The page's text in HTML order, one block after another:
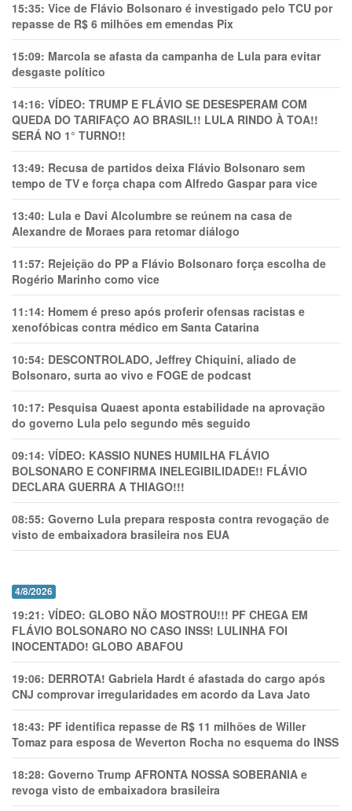
15:35: Vice de Flávio Bolsonaro é investigado pelo TCU por
repasse de R$ 6 milhões em emendas Pix
15:09: Marcola se afasta da campanha de Lula para evitar
desgaste político
14:16: VÍDEO: TRUMP E FLÁVIO SE DESESPERAM COM
QUEDA DO TARIFAÇO AO BRASIL!! LULA RINDO À TOA!!
SERÁ NO 1° TURNO!!
13:49: Recusa de partidos deixa Flávio Bolsonaro sem
tempo de TV e força chapa com Alfredo Gaspar para vice
13:40: Lula e Davi Alcolumbre se reúnem na casa de
Alexandre de Moraes para retomar diálogo
11:57: Rejeição do PP a Flávio Bolsonaro força escolha de
Rogério Marinho como vice
11:14: Homem é preso após proferir ofensas racistas e
xenofóbicas contra médico em Santa Catarina
10:54: DESCONTROLADO, Jeffrey Chiquini, aliado de
Bolsonaro, surta ao vivo e FOGE de podcast
10:17: Pesquisa Quaest aponta estabilidade na aprovação
do governo Lula pelo segundo mês seguido
09:14: VÍDEO: KASSIO NUNES HUMlLHA FLÁVIO
BOLSONARO E CONFIRMA INELEGIBILIDADE!! FLÁVIO
DECLARA GUERRA A THIAGO!!!
08:55: Governo Lula prepara resposta contra revogação de
visto de embaixadora brasileira nos EUA
4/8/2026
19:21: VÍDEO: GLOBO NÃO MOSTROU!!! PF CHEGA EM
FLÁVIO BOLSONARO NO CASO INSS! LULINHA FOI
INOCENTADO! GLOBO ABAFOU
19:06: DERROTA! Gabriela Hardt é afastada do cargo após
CNJ comprovar irregularidades em acordo da Lava Jato
18:43: PF identifica repasse de R$ 11 milhões de Willer
Tomaz para esposa de Weverton Rocha no esquema do INSS
18:28: Governo Trump AFRONTA NOSSA SOBERANIA e
revoga visto de embaixadora brasileira